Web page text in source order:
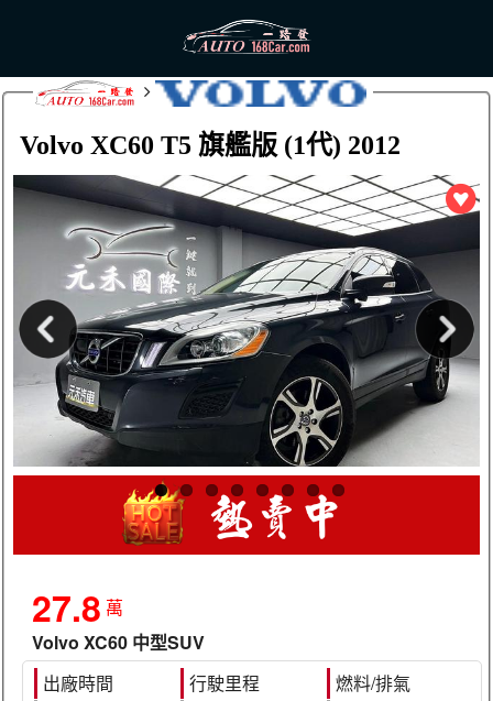
Volvo XC60 T5 旗艦版 (1代) 2012
27.8 萬
Volvo XC60 中型SUV
出廠時間
行駛里程
燃料/排氣